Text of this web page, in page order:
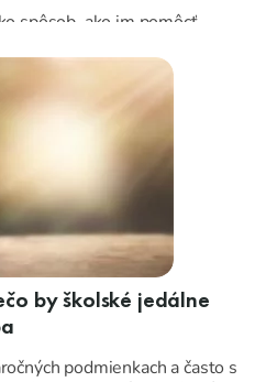
spôsob, ako im pomôcť
by školské jedálne
podmienkach a často s